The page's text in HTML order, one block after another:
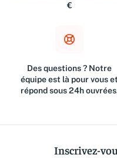
€
Des questions ? Notre
équipe est là pour vous et
répond sous 24h
Inscrivez-